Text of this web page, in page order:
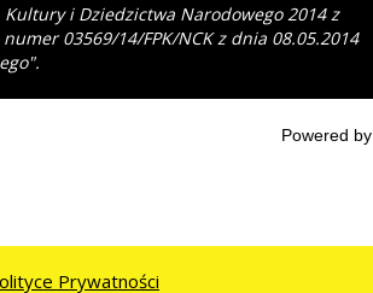
i Dziedzictwa Narodowego 2014 z
03569/14/FPK/NCK z dnia 08.05.2014
Powered by
Prywatności